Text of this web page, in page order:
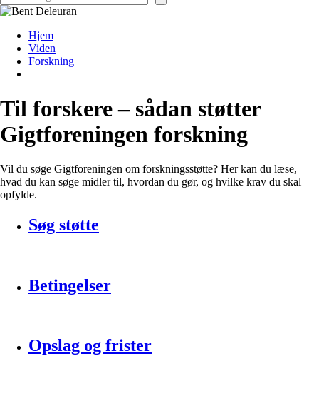
Hjem
Viden
Forskning
Til forskere – sådan støtter
Gigtforeningen forskning
Vil du søge Gigtforeningen om forskningsstøtte? Her kan du læse,
hvad du kan søge midler til, hvordan du gør, og hvilke krav du skal
opfylde.
Søg støtte
Betingelser
Opslag og frister